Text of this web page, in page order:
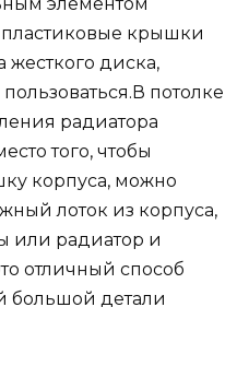
пластиковые крышки
жесткого диска,
потолке
радиатора
того, чтобы
корпуса, можно
лоток из корпуса,
или радиатор и
отличный способ
большой детали